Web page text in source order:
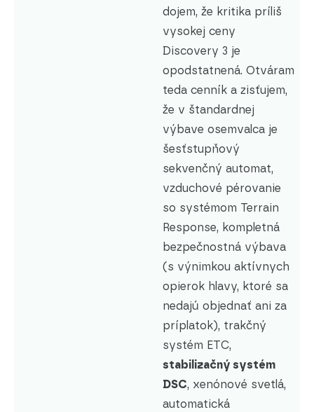
dojem, že kritika príliš
vysokej ceny
Discovery 3 je
opodstatnená. Otváram
teda cenník a zisťujem,
že v štandardnej
výbave osemvalca je
šesťstupňový
sekvenčný automat,
vzduchové pérovanie
so systémom Terrain
Response, kompletná
bezpečnostná výbava
(s výnimkou aktívnych
opierok hlavy, ktoré sa
nedajú objednať ani za
príplatok), trakčný
systém ETC,
stabilizačný systém
DSC, xenónové svetlá,
automatická